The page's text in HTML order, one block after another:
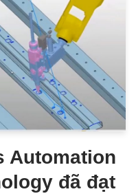
Automation
đã đạt